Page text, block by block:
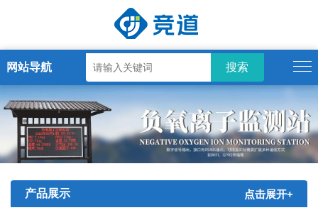
网站导航
产品展示 点击展开+